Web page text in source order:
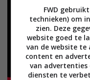
FWD
technieken) om
zien. Deze
website goed te
van de website te
content en
van
diensten te